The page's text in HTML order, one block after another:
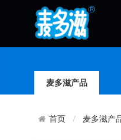
麦多滋产品
首页 麦多滋产